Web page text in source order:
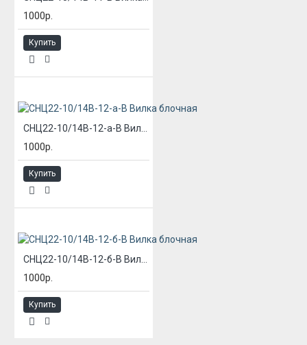
1000р.
Купить
1000р.
Купить
1000р.
Купить